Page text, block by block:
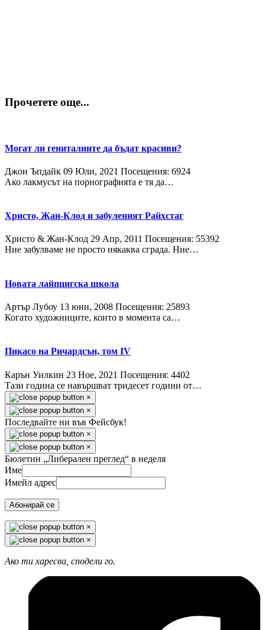
Прочетете още...
Могат ли гениталиите да бъдат красиви?
Джон Ъпдайк 09 Юли, 2021 Посещения: 6924
Ако лакмусът на порнографията е тя да…
Христо, Жан-Клод и забуленият Райхстаг
Христо & Жан-Клод 29 Апр, 2011 Посещения: 55392
Ние забулваме не просто някаква сграда. Ние…
Новата лайпцигска школа
Артър Лубоу 13 юни, 2008 Посещения: 25893
Когато художниците, които в момента са…
Пикасо на Ричардсън, том IV
Карън Уилкин 23 Ное, 2021 Посещения: 4402
Тази година се навършват тридесет години от…
×
×
Последвайте ни във Фейсбук!
×
×
Бюлетин „Либерален преглед“ в неделя
Име
Имейл адрес
Абонирай се
×
×
Ако ти харесва, сподели го.